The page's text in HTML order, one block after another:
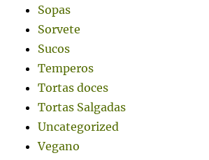
Sopas
Sorvete
Sucos
Temperos
Tortas doces
Tortas Salgadas
Uncategorized
Vegano